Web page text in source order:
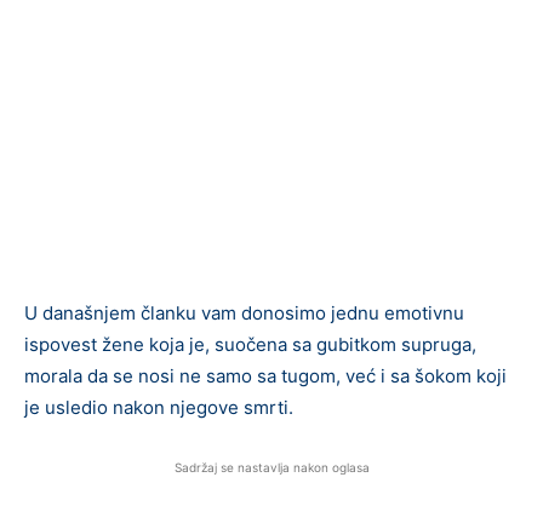
U današnjem članku vam donosimo jednu emotivnu
ispovest žene koja je, suočena sa gubitkom supruga,
morala da se nosi ne samo sa tugom, već i sa šokom koji
je usledio nakon njegove smrti.
Sadržaj se nastavlja nakon oglasa